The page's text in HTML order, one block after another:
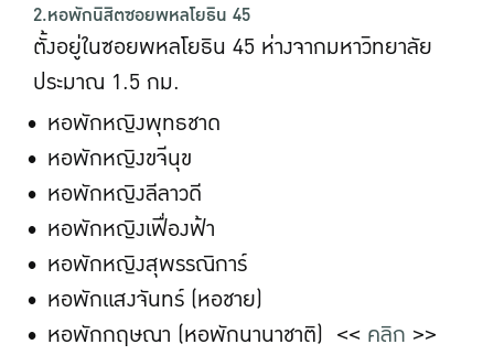
2.หอพักนิสิตซอยพหลโยธิน 45
ตั้งอยู่ในซอยพหลโยธิน 45 ห่างจากมหาวิทยาลัย
ประมาณ 1.5 กม.
หอพักหญิงพุทธชาด
หอพักหญิงขจีนุข
หอพักหญิงลีลาวดี
หอพักหญิงเฟื่องฟ้า
หอพักหญิงสุพรรณิการ์
หอพักแสงจันทร์ (หอชาย)
หอพักกฤษณา (หอพักนานาชาติ) << คลิก >>